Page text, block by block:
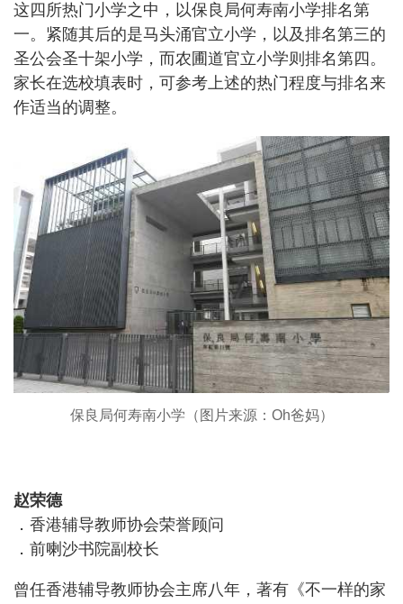
这四所热门小学之中，以保良局何寿南小学排名第
一。紧随其后的是马头涌官立小学，以及排名第三的
圣公会圣十架小学，而农圃道官立小学则排名第四。
家长在选校填表时，可参考上述的热门程度与排名来
作适当的调整。
保良局何寿南小学（图片来源：Oh爸妈）
赵荣德
．香港辅导教师协会荣誉顾问
．前喇沙书院副校长
曾任香港辅导教师协会主席八年，著有《不一样的家